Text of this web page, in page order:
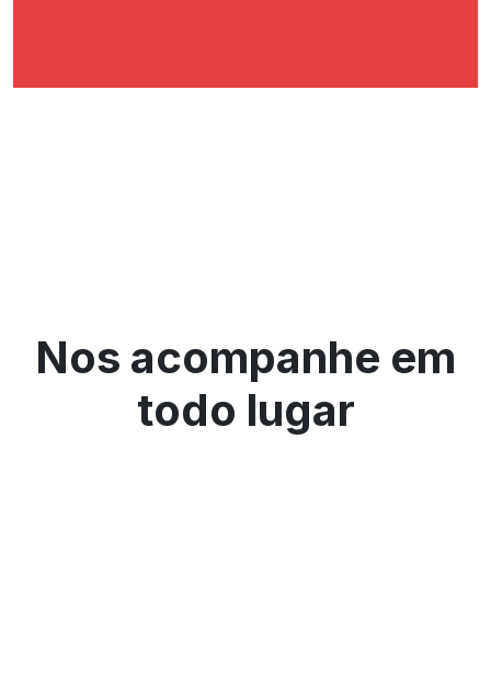
Nos acompanhe em
todo lugar